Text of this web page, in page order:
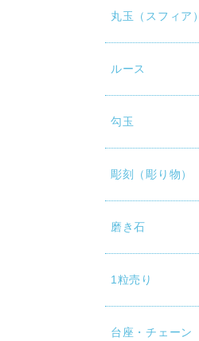
丸玉（スフィア）
ルース
勾玉
彫刻（彫り物）
磨き石
1粒売り
台座・チェーン